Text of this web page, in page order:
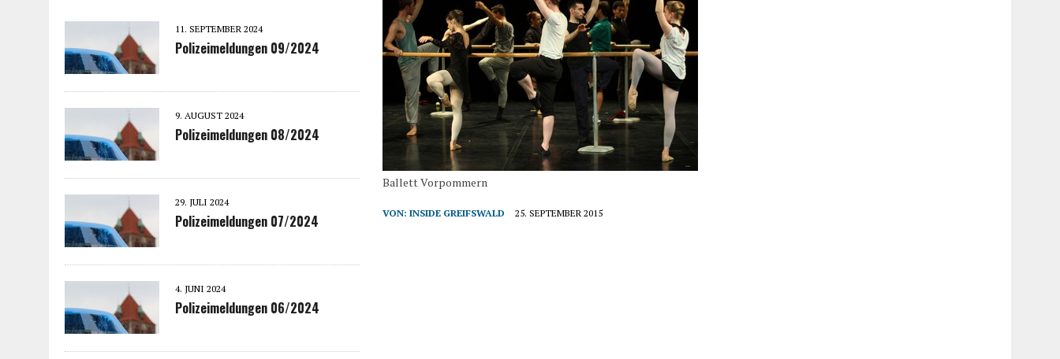
Ballett Vorpommern
VON:INSIDE GREIFSWALD 25. SEPTEMBER 2015
11. SEPTEMBER 2024
Polizeimeldungen 09/2024
9. AUGUST 2024
Polizeimeldungen 08/2024
29. JULI 2024
Polizeimeldungen 07/2024
4. JUNI 2024
Polizeimeldungen 06/2024